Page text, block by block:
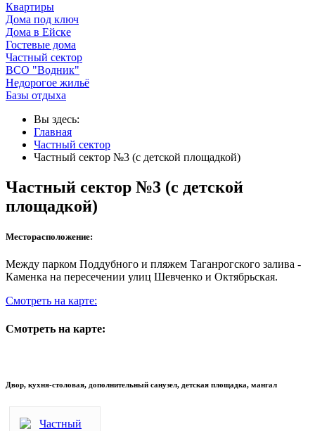
Квартиры
Дома под ключ
Дома в Ейске
Гостевые дома
Частный сектор
ВСО "Водник"
Недорогое жильё
Базы отдыха
Вы здесь:
Главная
Частный сектор
Частный сектор №3 (с детской площадкой)
Частный сектор №3 (с детской
площадкой)
Месторасположение:
Между парком Поддубного и пляжем Таганрогского залива -
Каменка на пересечении улиц Шевченко и Октябрьская.
Смотреть на карте:
Смотреть на карте:
Двор, кухня-столовая, дополнительный санузел, детская площадка, мангал